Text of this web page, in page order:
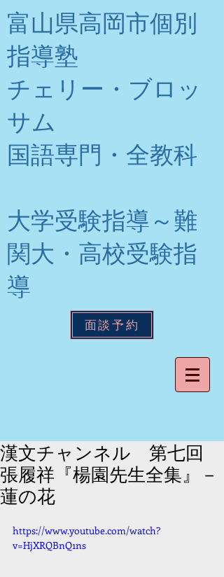
富山県高岡市個別
指導塾
チェリー・ブロッ
サム
​国語専門・全教科
大学受験指導～難
関大・高校受験指
導
面談予約
漢文チャンネル 第七回
張履祥『楊園先生全集』－
蓮の花
https://www.youtube.com/watch?
v=HjXRQBnQ1ns